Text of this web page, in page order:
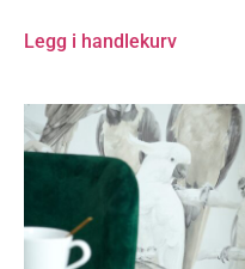
Legg i handlekurv